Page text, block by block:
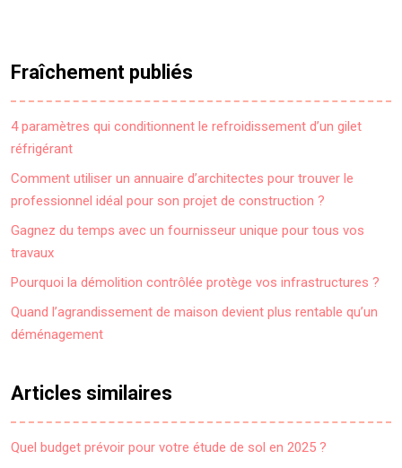
Fraîchement publiés
4 paramètres qui conditionnent le refroidissement d’un gilet
réfrigérant
Comment utiliser un annuaire d’architectes pour trouver le
professionnel idéal pour son projet de construction ?
Gagnez du temps avec un fournisseur unique pour tous vos
travaux
Pourquoi la démolition contrôlée protège vos infrastructures ?
Quand l’agrandissement de maison devient plus rentable qu’un
déménagement
Articles similaires
Quel budget prévoir pour votre étude de sol en 2025 ?